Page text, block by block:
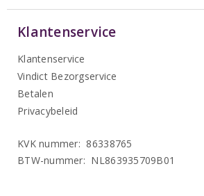
Klantenservice
Klantenservice
Vindict Bezorgservice
Betalen
Privacybeleid
KVK nummer: 86338765
BTW-nummer: NL863935709B01